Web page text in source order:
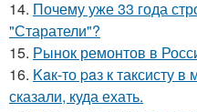
14. Почему уже 33 года
"Старатели"?
15. Рынок ремонтов в
16. Kaк-то paз к таксисту
сказали, куда ехать.